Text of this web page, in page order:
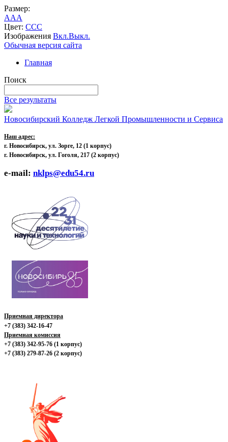
Размер:
AAA
Цвет: CCC
Изображения Вкл.Выкл.
Обычная версия сайта
Главная
Поиск
Все результаты
Новосибирский Колледж Легкой Промышленности и Сервиса
Наш адрес:
г. Новосибирск, ул. Зорге, 12 (1 корпус)
г. Новосибирск, ул. Гоголя, 217 (2 корпус)
e-mail: nklps@edu54.ru
Приемная директора
+7 (383) 342-16-47
Приемная комиссия
+7 (383) 342-95-76 (1 корпус)
+7 (383) 279-87-26 (2 корпус)